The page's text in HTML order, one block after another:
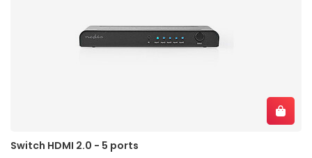
Switch HDMI 2.0 - 5 ports